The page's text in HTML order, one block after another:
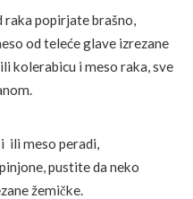
raka popirjate brašno,
od teleće glave izrezane
kolerabicu i meso raka, sve
ili meso peradi,
pustite da neko
žemičke.